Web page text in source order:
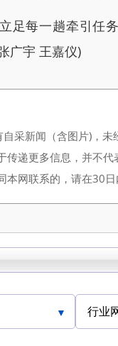
每一趟牵引任务
广宇 王嘉仪)
采新闻（含图片)，
递更多信息，并不代
本网联系的，请在30
行业